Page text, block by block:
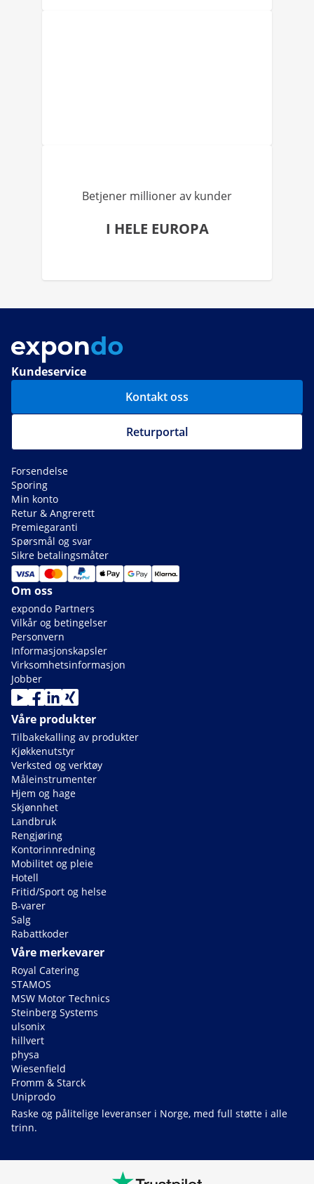
Betjener millioner av kunder
I HELE EUROPA
Kundeservice
Kontakt oss
Returportal
Forsendelse
Sporing
Min konto
Retur & Angrerett
Premiegaranti
Spørsmål og svar
Sikre betalingsmåter
Om oss
expondo Partners
Vilkår og betingelser
Personvern
Informasjonskapsler
Virksomhetsinformasjon
Jobber
Våre produkter
Tilbakekalling av produkter
Kjøkkenutstyr
Verksted og verktøy
Måleinstrumenter
Hjem og hage
Skjønnhet
Landbruk
Rengjøring
Kontorinnredning
Mobilitet og pleie
Hotell
Fritid/Sport og helse
B-varer
Salg
Rabattkoder
Våre merkevarer
Royal Catering
STAMOS
MSW Motor Technics
Steinberg Systems
ulsonix
hillvert
physa
Wiesenfield
Fromm & Starck
Uniprodo
Raske og pålitelige leveranser i Norge, med full støtte i alle
trinn.